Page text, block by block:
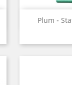
Plum -
